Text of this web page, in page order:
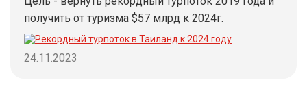
получить от туризма $57 млрд к 2024г.
24.11.2023